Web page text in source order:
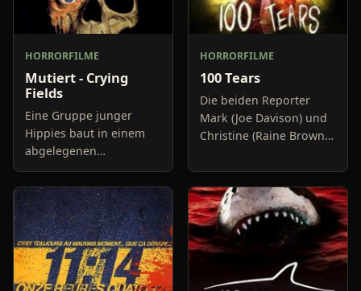
HORRORFILME
Mutiert - Crying
Fields
Eine Gruppe junger
Hippies baut in einem
abgelegenen
Waldgebiet Marihuana
an, was der Regierung
jedoch gar nicht in den
Kram passt. Um die
Drogenfarmer auszur
HORRORFILME
100 Tears
Die beiden Reporter
Mark (Joe Davison) und
Christine (Raine Brown)
auf belanglose
Boulevard-Meldungen
und befassen sich
neuerdings mit Se